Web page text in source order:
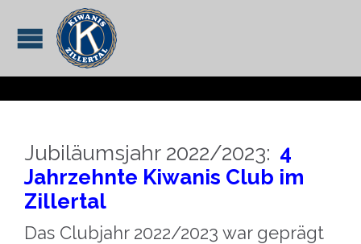
Jubiläumsjahr 2022/2023: 4
Jahrzehnte Kiwanis Club im
Zillertal
Das Clubjahr 2022/2023 war geprägt